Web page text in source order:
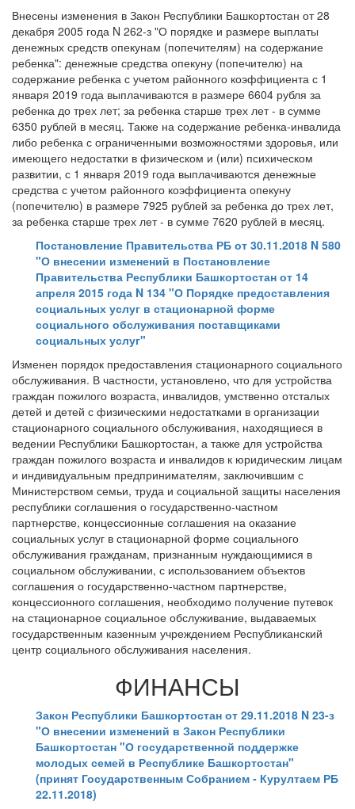
Внесены изменения в Закон Республики Башкортостан от 28
декабря 2005 года N 262-з "О порядке и размере выплаты
денежных средств опекунам (попечителям) на содержание
ребенка": денежные средства опекуну (попечителю) на
содержание ребенка с учетом районного коэффициента с 1
января 2019 года выплачиваются в размере 6604 рубля за
ребенка до трех лет; за ребенка старше трех лет - в сумме
6350 рублей в месяц. Также на содержание ребенка-инвалида
либо ребенка с ограниченными возможностями здоровья, или
имеющего недостатки в физическом и (или) психическом
развитии, с 1 января 2019 года выплачиваются денежные
средства с учетом районного коэффициента опекуну
(попечителю) в размере 7925 рублей за ребенка до трех лет,
за ребенка старше трех лет - в сумме 7620 рублей в месяц.
Постановление Правительства РБ от 30.11.2018 N 580
"О внесении изменений в Постановление
Правительства Республики Башкортостан от 14
апреля 2015 года N 134 "О Порядке предоставления
социальных услуг в стационарной форме
социального обслуживания поставщиками
социальных услуг"
Изменен порядок предоставления стационарного социального
обслуживания. В частности, установлено, что для устройства
граждан пожилого возраста, инвалидов, умственно отсталых
детей и детей с физическими недостатками в организации
стационарного социального обслуживания, находящиеся в
ведении Республики Башкортостан, а также для устройства
граждан пожилого возраста и инвалидов к юридическим лицам
и индивидуальным предпринимателям, заключившим с
Министерством семьи, труда и социальной защиты населения
республики соглашения о государственно-частном
партнерстве, концессионные соглашения на оказание
социальных услуг в стационарной форме социального
обслуживания гражданам, признанным нуждающимися в
социальном обслуживании, с использованием объектов
соглашения о государственно-частном партнерстве,
концессионного соглашения, необходимо получение путевок
на стационарное социальное обслуживание, выдаваемых
государственным казенным учреждением Республиканский
центр социального обслуживания населения.
ФИНАНСЫ
Закон Республики Башкортостан от 29.11.2018 N 23-з
"О внесении изменений в Закон Республики
Башкортостан "О государственной поддержке
молодых семей в Республике Башкортостан"
(принят Государственным Собранием - Курултаем РБ
22.11.2018)